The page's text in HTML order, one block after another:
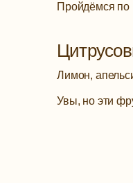
Пройдёмся по
Лимон,
Увы, но эти